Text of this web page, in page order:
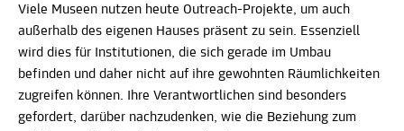
Viele Museen nutzen heute Outreach-Projekte, um auch
außerhalb des eigenen Hauses präsent zu sein. Essenziell
wird dies für Institutionen, die sich gerade im Umbau
befinden und daher nicht auf ihre gewohnten Räumlichkeiten
zugreifen können. Ihre Verantwortlichen sind besonders
gefordert, darüber nachzudenken, wie die Beziehung zum